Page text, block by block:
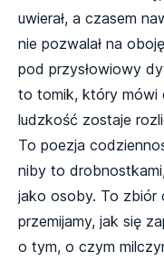
uwierał, a czasem
nie pozwalał na
pod przysłowiowy
to tomik, który mówi
ludzkość zostaje
To poezja
niby to
jako osoby. To zbiór
przemijamy, jak się
o tym, o czym